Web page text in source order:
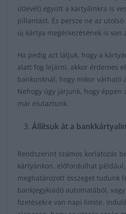
útlevél) együtt a kártyáinkra is
pillantást. És persze ne az
új kártya megérkezésének is van
Ha pedig azt látjuk, hogy a
alatt fog lejárni, akkor érdemes
bankunknál, hogy mikor várható
Nehogy úgy járjunk, hogy éppen
már elutaztunk.
Állítsuk át a
Rendszerint számos korlátozás
kártyánkon, előfordulhat
meghatározott összeget tudunk
bankjegykiadó automatából,
fizetésekre van napi limite.